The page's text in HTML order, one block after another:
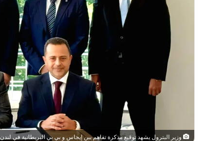
وزير البترول يشهد توقيع مذكرة تفاهم بين إيجاس و بي بي البريطانية في لندن